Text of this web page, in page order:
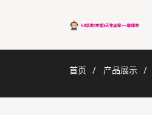
首页 产品展示